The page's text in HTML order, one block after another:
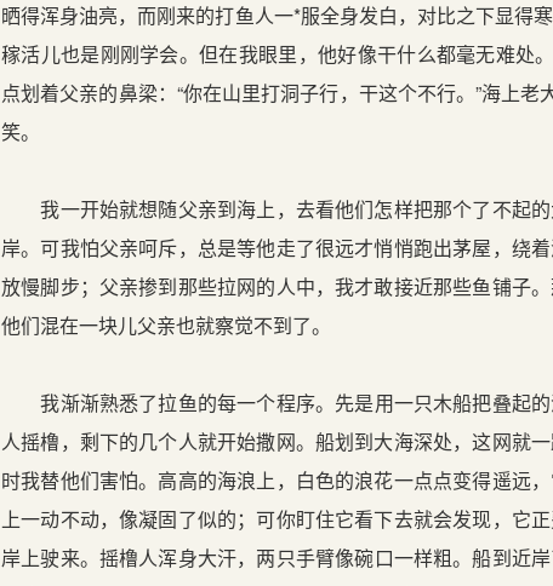
晒得浑身油亮，而刚来的打鱼人一*服全身发白，对比之下显得
稼活儿也是刚刚学会。但在我眼里，他好像干什么都毫无难处
点划着父亲的鼻梁：“你在山里打洞子行，干这个不行。”海上老
笑。
我一开始就想随父亲到海上，去看他们怎样把那个了不起的
岸。可我怕父亲呵斥，总是等他走了很远才悄悄跑出茅屋，绕
放慢脚步；父亲掺到那些拉网的人中，我才敢接近那些鱼铺子
他们混在一块儿父亲也就察觉不到了。
我渐渐熟悉了拉鱼的每一个程序。先是用一只木船把叠起
人摇橹，剩下的几个人就开始撒网。船划到大海深处，这网就
时我替他们害怕。高高的海浪上，白色的浪花一点点变得遥远
上一动不动，像凝固了似的；可你盯住它看下去就会发现，它
岸上驶来。摇橹人浑身大汗，两只手臂像碗口一样粗。船到